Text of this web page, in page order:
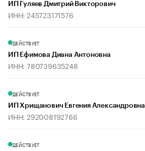
ИП Гуляев Дмитрий Викторович
ИНН: 245723171576
ДЕЙСТВУЕТ
ИП Ефимова Диана Антоновна
ИНН: 780739635248
ДЕЙСТВУЕТ
ИП Хрищанович Евгения Александровна
ИНН: 292008192766
ДЕЙСТВУЕТ